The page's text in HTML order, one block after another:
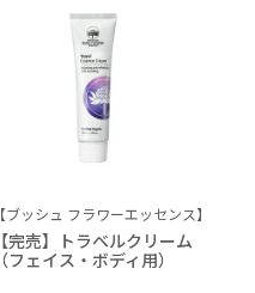
【ブッシュ フラワーエッセンス】
【完売】トラベルクリーム
（フェイス・ボディ用）